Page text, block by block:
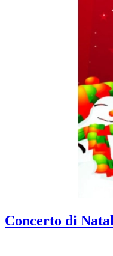
Concerto di